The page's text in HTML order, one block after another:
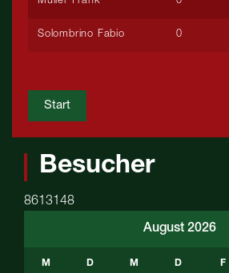
Solombrino Fabio 0
Start
Besucher
8613148
August 2026
M D M D F